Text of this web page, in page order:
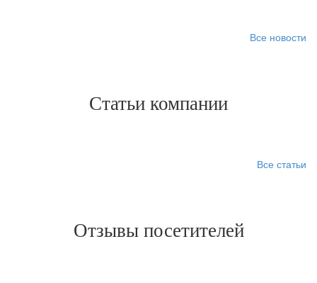
Все новости
Статьи компании
Все статьи
Отзывы посетителей